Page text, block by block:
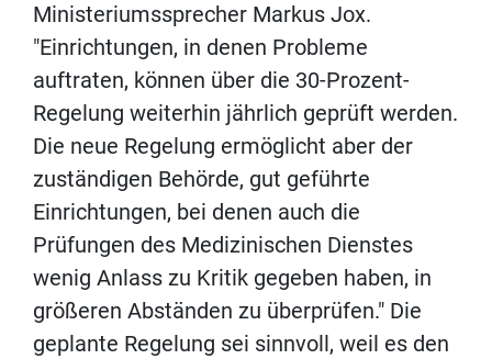
Ministeriumssprecher Markus Jox.
"Einrichtungen, in denen Probleme
auftraten, können über die 30-Prozent-
Regelung weiterhin jährlich geprüft werden.
Die neue Regelung ermöglicht aber der
zuständigen Behörde, gut geführte
Einrichtungen, bei denen auch die
Prüfungen des Medizinischen Dienstes
wenig Anlass zu Kritik gegeben haben, in
größeren Abständen zu überprüfen." Die
geplante Regelung sei sinnvoll, weil es den